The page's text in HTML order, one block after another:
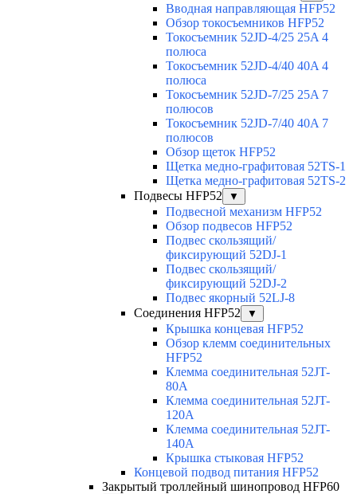
Вводная направляющая HFP52
Обзор токосъемников HFP52
Токосъемник 52JD-4/25 25A 4
полюса
Токосъемник 52JD-4/40 40A 4
полюса
Токосъемник 52JD-7/25 25A 7
полюсов
Токосъемник 52JD-7/40 40A 7
полюсов
Обзор щеток HFP52
Щетка медно-графитовая 52TS-1
Щетка медно-графитовая 52TS-2
Подвесы HFP52
▼
Подвесной механизм HFP52
Обзор подвесов HFP52
Подвес скользящий/
фиксирующий 52DJ-1
Подвес скользящий/
фиксирующий 52DJ-2
Подвес якорный 52LJ-8
Соединения HFP52
▼
Крышка концевая HFP52
Обзор клемм соединительных
HFP52
Клемма соединительная 52JT-
80A
Клемма соединительная 52JT-
120A
Клемма соединительная 52JT-
140A
Крышка стыковая HFP52
Концевой подвод питания HFP52
Закрытый троллейный шинопровод HFP60